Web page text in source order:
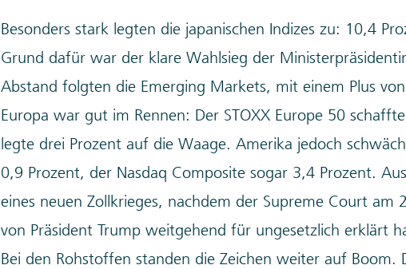
Besonders stark legten die japanischen Indizes zu: 10,4
Grund dafür war der klare Wahlsieg der
Abstand folgten die Emerging Markets, mit einem Plus
Europa war gut im Rennen: Der STOXX Europe 50
legte drei Prozent auf die Waage. Amerika jedoch
0,9 Prozent, der Nasdaq Composite sogar 3,4 Prozent.
eines neuen Zollkrieges, nachdem der Supreme Court am
von Präsident Trump weitgehend für ungesetzlich erklärt
Bei den Rohstoffen standen die Zeichen weiter auf Boom.